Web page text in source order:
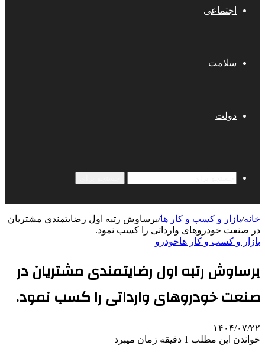
اجتماعی
سلامت
دولت
خانه/بازار و کسب و کار ها/برساوش رتبه اول رضایتمندی مشتریان
در صنعت خودروهای وارداتی را کسب نمود.
بازار و کسب و کار هاخودرو
برساوش رتبه اول رضایتمندی مشتریان در
صنعت خودروهای وارداتی را کسب نمود.
۱۴۰۴/۰۷/۲۲
خواندن این مطلب 1 دقیقه زمان میبرد